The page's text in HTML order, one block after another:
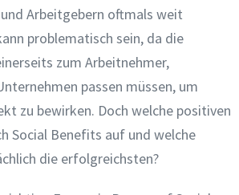
Arbeitgebern oftmals weit
problematisch sein, da die
zum Arbeitnehmer,
passen müssen, um
zu bewirken. Doch welche positiven
Social Benefits auf und welche
die erfolgreichsten?